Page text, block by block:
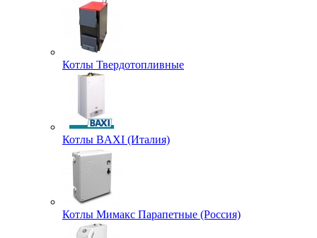
Котлы Твердотопливные
Котлы BAXI (Италия)
Котлы Мимакс Парапетные (Россия)